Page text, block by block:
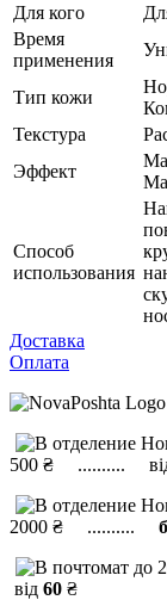
Для кого
Время
применения
Тип кожи
Текстура
Эффект
Способ
использования
Доставка
Оплата
500 ₴ ..........
2000 ₴ ..........
від 60 ₴